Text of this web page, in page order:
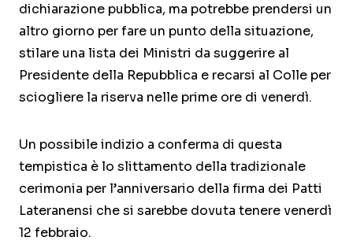
dichiarazione pubblica, ma potrebbe prendersi un
altro giorno per fare un punto della situazione,
stilare una lista dei Ministri da suggerire al
Presidente della Repubblica e recarsi al Colle per
sciogliere la riserva nelle prime ore di venerdì.
Un possibile indizio a conferma di questa
tempistica è lo slittamento della tradizionale
cerimonia per l’anniversario della firma dei Patti
Lateranensi che si sarebbe dovuta tenere venerdì
12 febbraio.